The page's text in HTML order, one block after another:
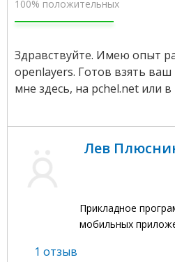
100% положительных
Здравствуйте. Имею опыт
openlayers. Готов взять
мне здесь, на pchel.net или
Лев
Прикладное
мобильных
1 отзыв